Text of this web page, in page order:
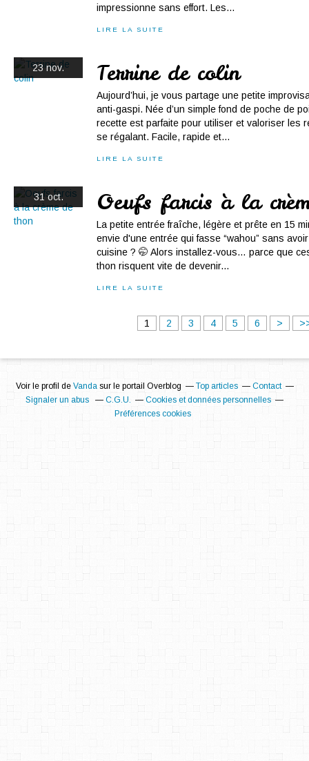
impressionne sans effort. Les...
LIRE LA SUITE
23 nov. Terrine de colin
Aujourd’hui, je vous partage une petite
anti-gaspi. Née d’un simple fond de poche de
recette est parfaite pour utiliser et valoriser les
se régalant. Facile, rapide et...
LIRE LA SUITE
31 oct. Oeufs farcis à la
La petite entrée fraîche, légère et prête en 15
envie d'une entrée qui fasse “wahou” sans
cuisine ? 🤭 Alors installez-vous… parce que
thon risquent vite de devenir...
LIRE LA SUITE
1 2 3 4 5 6 >
Voir le profil de Vandasur le portail Overblog Top articles
Contact
Signaler un abus
C.G.U.
Cookies et données personnelles
Préférences cookies